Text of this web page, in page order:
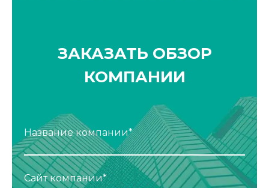
ЗАКАЗАТЬ ОБЗОР
КОМПАНИИ
Название компании*
Сайт компании*